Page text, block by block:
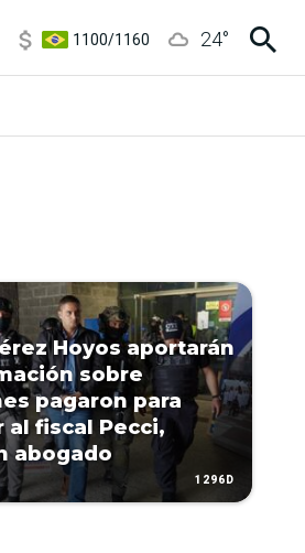
1100/1160
24°
Hoyos aportarán
sobre
pagaron para
al fiscal Pecci,
abogado
1296D